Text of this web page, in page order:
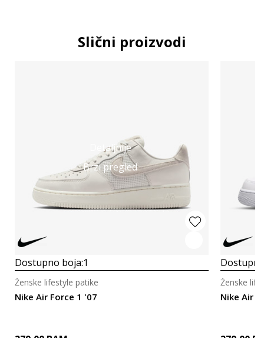
Slični proizvodi
Detaljnije
Brzi pregled
Dostupno boja:1
Nike Air Force 1 '07
Ženske lifestyle patike
Nike Air
Ženske